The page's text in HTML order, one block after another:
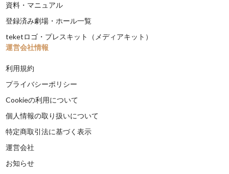
資料・マニュアル
登録済み劇場・ホール一覧
teketロゴ・プレスキット（メディアキット）
運営会社情報
利用規約
プライバシーポリシー
Cookieの利用について
個人情報の取り扱いについて
特定商取引法に基づく表示
運営会社
お知らせ